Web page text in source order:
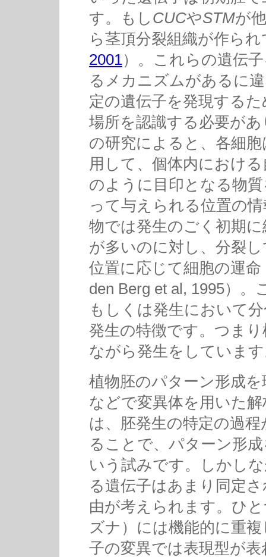
す。もし CUCやSTMが
ら茎頂分裂組織が作ら
2001）。これらの遺伝
るメカニズムがあるに
定の遺伝子を発現する
場所を認識する必要が
の研究によると、各細
用して、個体内におけ
のように目印となる物
って与えられる位置の
物では発生のごく初期
が多いのに対し、分裂
位置に応じて細胞の運
den Berg et al, 1995）
もしくは発生において
発生の特徴です。つま
ながら発生をしていま
植物胚のパターン形成
などで変異体を用いた
は、胚発生の特定の過
ることで、パターン形
いう試みです。しかし
る遺伝子はあまり同定
由が考えられます。ひ
ズナ）には機能的に重
子の変異では表現型が